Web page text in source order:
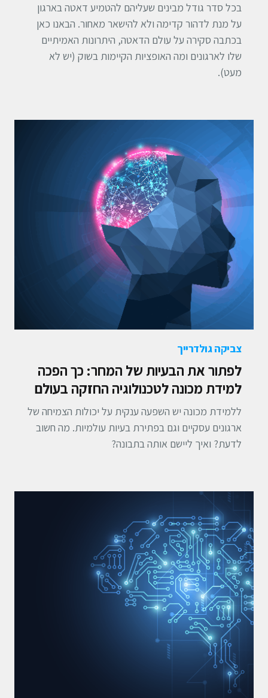
בכל סדר גודל מבינים שעליהם להטמיע דאטה בארגון
על מנת לדהור קדימה ולא להישאר מאחור. הבאנו כאן
בכתבה סקירה על עולם הדאטה, היתרונות האמיתיים
שלו לארגונים ומה האופציות הקיימות בשוק (יש לא
מעט).
צביקה גולדרייך
לפתור את הבעיות של המחר: כך הפכה
למידת מכונה לטכנולוגיה החזקה בעולם
ללמידת מכונה יש השפעה ענקית על יכולות הצמיחה של
ארגונים עסקיים וגם בפתירת בעיות עולמיות. מה חשוב
לדעת? ואיך ליישם אותה בתבונה?